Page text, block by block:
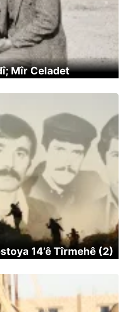
Mîr Celadet
14’ê Tîrmehê (2)